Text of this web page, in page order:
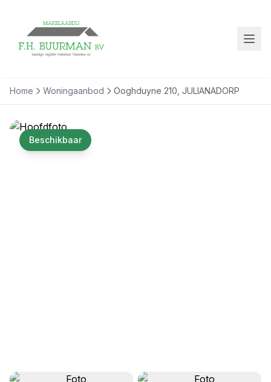
Home Woningaanbod Ooghduyne 210, JULIANADORP
Beschikbaar